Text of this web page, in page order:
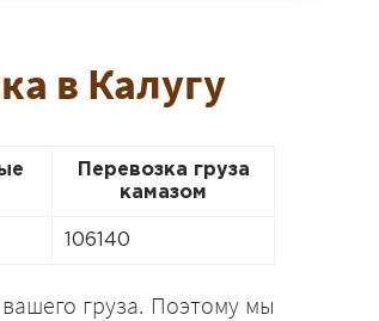
в Калугу
Перевозка груза
камазом
106140
груза. Поэтому мы